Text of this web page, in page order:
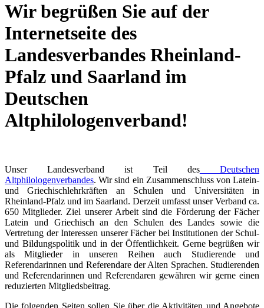
Wir begrüßen Sie auf der
Internetseite des
Landesverbandes Rheinland-
Pfalz und Saarland im
Deutschen
Altphilologenverband!
Unser Landesverband ist Teil desDeutschen
Altphilologenverbandes. Wir sind ein Zusammenschluss von Latein-
und Griechischlehrkräften an Schulen und Universitäten in
Rheinland-Pfalz und im Saarland. Derzeit umfasst unser Verband ca.
650 Mitglieder. Ziel unserer Arbeit sind die Förderung der Fächer
Latein und Griechisch an den Schulen des Landes sowie die
Vertretung der Interessen unserer Fächer bei Institutionen der Schul-
und Bildungspolitik und in der Öffentlichkeit. Gerne begrüßen wir
als Mitglieder in unseren Reihen auch Studierende und
Referendarinnen und Referendare der Alten Sprachen. Studierenden
und Referendarinnen und Referendaren gewähren wir gerne einen
reduzierten Mitgliedsbeitrag.
Die folgenden Seiten sollen Sie über die Aktivitäten und Angebote